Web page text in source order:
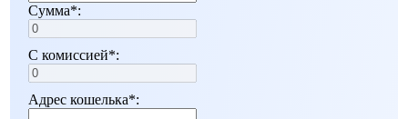
Сумма*:
С комиссией*:
Адрес кошелька*: